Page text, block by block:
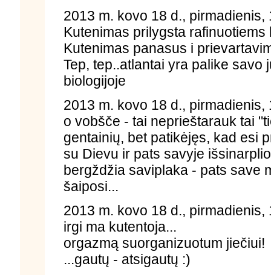
2013 m. kovo 18 d., pirmadienis,
Kutenimas prilygsta
Kutenimas panasus i
Tep, tep..atlantai yra palike savo
biologijoje
2013 m. kovo 18 d., pirmadienis,
o vobšče - tai neprieštarauk tai
gentainių, bet patikėjęs, kad esi
su Dievu ir pats savyje
bergždžia saviplaka - pats save
šaiposi...
2013 m. kovo 18 d., pirmadienis,
irgi ma kutentoja...
orgazmą suorganizuotum jiečiui!
...gautų - atsigautų :)